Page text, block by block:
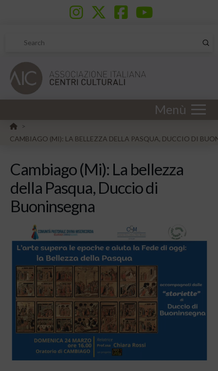
Search
Menù
HOME
>
CAMBIAGO (MI): LA BELLEZZA DELLA PASQUA, DUCCIO DI
Cambiago (Mi): La bellezza
della Pasqua, Duccio di
Buoninsegna